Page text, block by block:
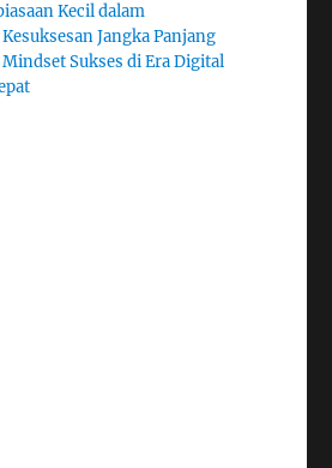
Kecil dalam
Jangka Panjang
Sukses di Era Digital